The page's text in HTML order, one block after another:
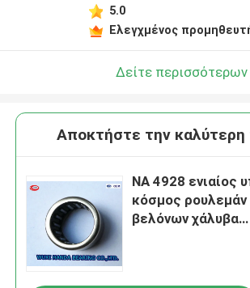
5.0
Ελεγχμένος
Δείτε περισσότερων
Αποκτήστε την καλύτερη
NA 4928 ενιαίος
κόσμος ρουλεμάν
βελόνων χάλυβα